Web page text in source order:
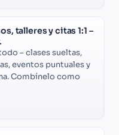
talleres y citas 1:1 –
– clases sueltas,
eventos puntuales y
Combínelo como